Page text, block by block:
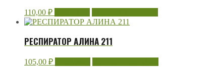
110,00 ₽
РЕСПИРАТОР АЛИНА 211
105,00 ₽